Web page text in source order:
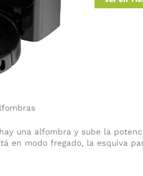
una alfombra y sube la
en modo fregado, la esquiva